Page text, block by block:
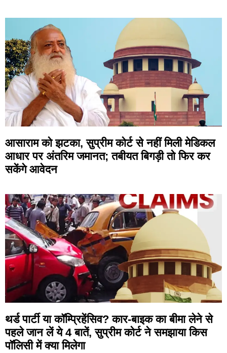
आसाराम को झटका, सुप्रीम कोर्ट से नहीं मिली मेडिकल
आधार पर अंतरिम जमानत; तबीयत बिगड़ी तो फिर कर
सकेंगे आवेदन
थर्ड पार्टी या कॉम्प्रिहेंसिव? कार-बाइक का बीमा लेने से
पहले जान लें ये 4 बातें, सुप्रीम कोर्ट ने समझाया किस
पॉलिसी में क्या मिलेगा